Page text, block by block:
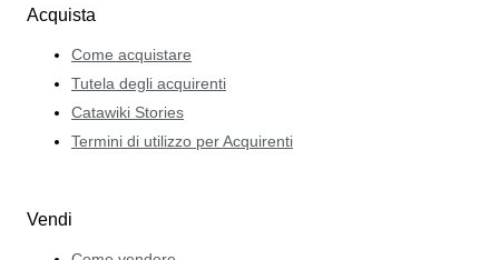
Acquista
Come acquistare
Tutela degli acquirenti
Catawiki Stories
Termini di utilizzo per Acquirenti
Vendi